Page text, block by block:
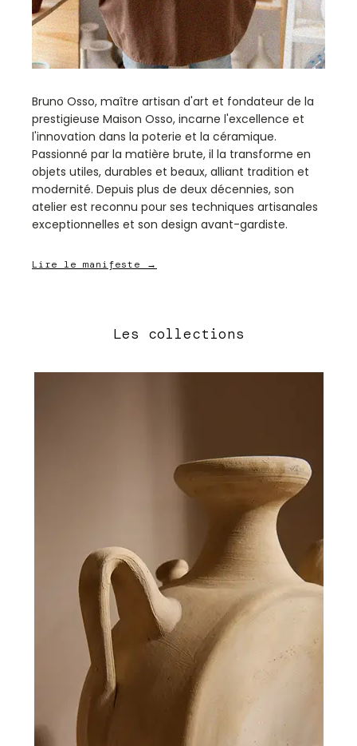
Bruno Osso, maître artisan d'art et fondateur de la
prestigieuse Maison Osso, incarne l'excellence et
l'innovation dans la poterie et la céramique.
Passionné par la matière brute, il la transforme en
objets utiles, durables et beaux, alliant tradition et
modernité. Depuis plus de deux décennies, son
atelier est reconnu pour ses techniques artisanales
exceptionnelles et son design avant-gardiste.
Lire le manifeste →
Les collections